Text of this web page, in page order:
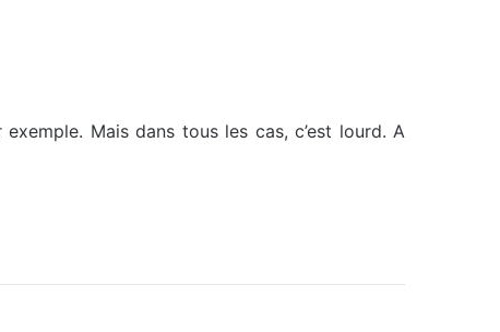
Mais dans tous les cas, c’est lourd. A